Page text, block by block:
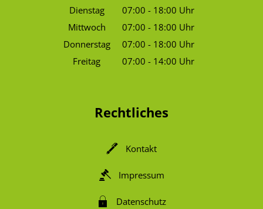
Von 07:00 bis 18:00 Uhr
Dienstag 07:00 - 18:00 Uhr
Von 07:00 bis 18:00 Uhr
Mittwoch 07:00 - 18:00 Uhr
Von 07:00 bis 18:00 Uhr
Donnerstag 07:00 - 18:00 Uhr
Von 07:00 bis 18:00 Uhr
Freitag 07:00 - 14:00 Uhr
Rechtliches
Kontakt
Impressum
Datenschutz